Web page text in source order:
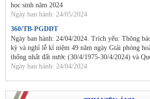
học sinh năm 2024
Ngày ban hành: 24/05/2024
360/TB-PGDĐT
Ngày ban hành: 24/04/2024. Trích yếu: Thông
kỳ và nghỉ lễ kỉ niệm 49 năm ngày Giải phóng
thống nhất đất nước (30/4/1975-30/4/2024) và
Ngày ban hành: 24/04/2024